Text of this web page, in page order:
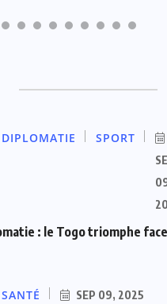
DIPLOMATIE SPORT
: le Togo triomphe
SANTÉ SEP 09, 2025